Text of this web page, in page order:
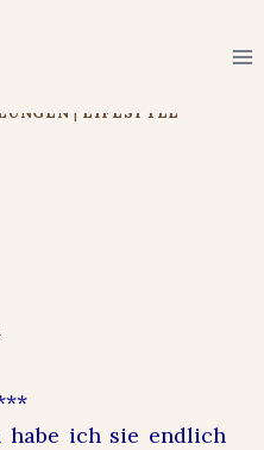
| LIFESTYLE
habe ich sie endlich